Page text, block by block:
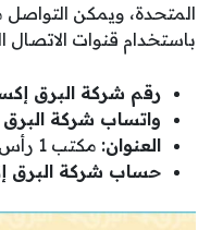
المتحدة، ويمكن
باستخدام قنوات الاتصال
رقم شركة البرق
واتساب شركة
العنوان: مكتب 1 رأس الخيمة، مكتب 2 عجمان.
حساب شركة البرق